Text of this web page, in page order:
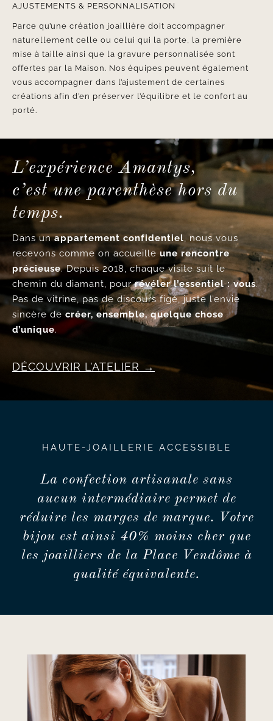
AJUSTEMENTS & PERSONNALISATION
Parce qu’une création joaillière doit accompagner
naturellement celle ou celui qui la porte, la première
mise à taille ainsi que la gravure personnalisée sont
offertes par la Maison. Nos équipes peuvent également
vous accompagner dans l’ajustement de certaines
créations afin d’en préserver l’équilibre et le confort au
porté.
L’expérience Amantys,
c’est une parenthèse hors du
temps.
Dans unappartement confidentiel, nous vous
recevons comme on accueille une rencontre
précieuse. Depuis 2018, chaque visite suit le
chemin du diamant, pourrévéler l’essentiel : vous.
Pas de vitrine, pas de discours figé, juste l’envie
sincère de créer, ensemble, quelque chose
d’unique.
DÉCOUVRIR L’ATELIER
HAUTE-JOAILLERIE ACCESSIBLE
La confection artisanale sans
aucun intermédiaire permet de
réduire les marges de marque. Votre
bijou est ainsi 40% moins cher que
les joailliers de la Place Vendôme à
qualité équivalente.